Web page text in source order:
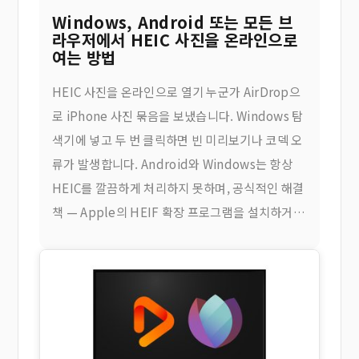
Windows, Android 또는 모든 브
라우저에서 HEIC 사진을 온라인으로
여는 방법
HEIC 사진을 온라인으로 열기 누군가 AirDrop으
로 iPhone 사진 묶음을 보냈습니다. Windows 탐
색기에 넣고 두 번 클릭하면 빈 미리보기나 코덱 오
류가 발생합니다. Android와 Windows는 항상
HEIC를 깔끔하게 처리하지 못하며, 공식적인 해결
책 — Apple의 HEIF 확장 프로그램을 설치하거나